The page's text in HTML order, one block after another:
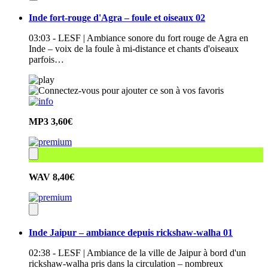
Inde fort-rouge d'Agra – foule et oiseaux 02
03:03 - LESF | Ambiance sonore du fort rouge de Agra en
Inde – voix de la foule à mi-distance et chants d'oiseaux
parfois…
MP3 3,60€
WAV 8,40€
Inde Jaipur – ambiance depuis rickshaw-walha 01
02:38 - LESF | Ambiance de la ville de Jaipur à bord d'un
rickshaw-walha pris dans la circulation – nombreux